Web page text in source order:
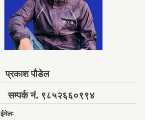
प्रकाश पौडेल
सम्पर्क नं. ९८५२६६०९९४
ईमेलः